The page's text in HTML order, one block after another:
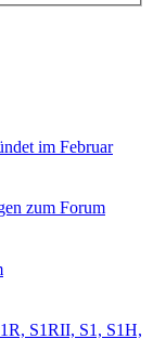
im Februar
zum Forum
S1RII, S1, S1H,